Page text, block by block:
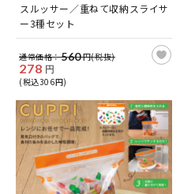
スルッサー／重ねて収納スライサ
ー3種セット
通常価格：560円(税抜)
278 円
(税込306円)